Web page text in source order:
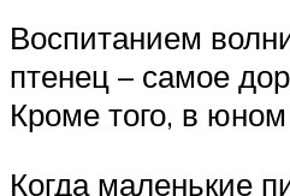
Воспитанием
птенец – самое
Кроме того, в
Когда маленькие